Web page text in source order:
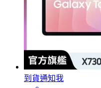
到貨通知我